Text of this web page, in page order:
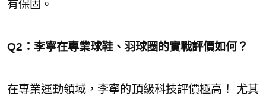
有保固。
Q2：李寧在專業球鞋、羽球圈的實戰評價如何？
在專業運動領域，李寧的頂級科技評價極高！ 尤其